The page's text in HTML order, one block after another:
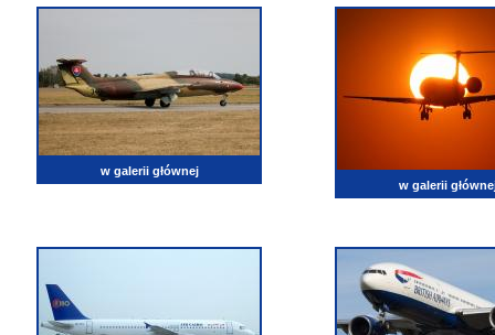
w galerii głównej
w galerii